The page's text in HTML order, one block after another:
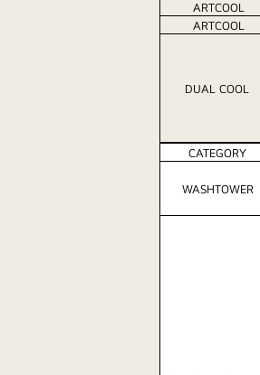
ARTCOOL
ARTCOOL
DUAL COOL
CATEGORY
WASHTOWER